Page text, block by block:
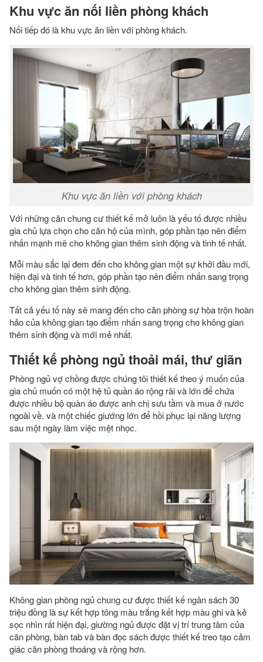
Khu vực ăn nối liền phòng khách
Nối tiếp đó là khu vực ăn liền với phòng khách.
Khu vực ăn liền với phòng khách
Với những căn chung cư thiết kế mở luôn là yếu tố được nhiều
gia chủ lựa chọn cho căn hộ của mình, góp phần tạo nên điểm
nhấn mạnh mẽ cho không gian thêm sinh động và tinh tế nhất.
Mỗi màu sắc lại đem đến cho không gian một sự khởi đầu mới,
hiện đại và tinh tế hơn, góp phần tạo nên điểm nhấn sang trọng
cho không gian thêm sinh động.
Tất cả yếu tố này sẽ mang đến cho căn phòng sự hòa trộn hoàn
hảo của không gian tạo điểm nhấn sang trọng cho không gian
thêm sinh động và mới mẻ nhất.
Thiết kế phòng ngủ thoải mái, thư giãn
Phòng ngủ vợ chồng được chúng tôi thiết kế theo ý muốn của
gia chủ muốn có một hệ tủ quần áo rộng rãi và lớn để chứa
được nhiều bộ quàn áo được anh chị sưu tầm và mua ở nước
ngoài về. và một chiếc giướng lớn để hồi phục lại năng lượng
sau một ngày làm việc mệt nhọc.
Không gian phòng ngủ chung cư được thiết kế ngân sách 30
triệu đồng là sự kết hợp tông màu trắng kết hợp màu ghi và kẻ
sọc nhìn rất hiện đại, giường ngủ được đặt vị trí trung tâm của
căn phòng, bàn tab và bàn đọc sách được thiết kế treo tạo cảm
giác căn phòng thoáng và rộng hơn.